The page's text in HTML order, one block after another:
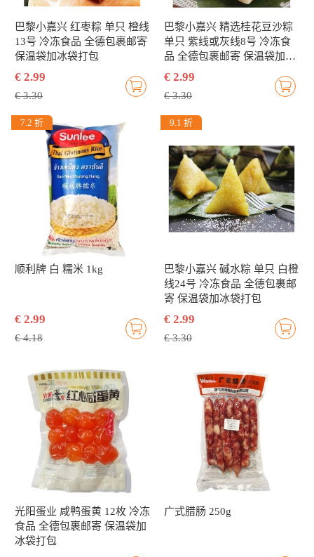
巴黎小嘉兴 红枣粽 单只 橙线
13号 冷冻食品 全德包裹邮寄
保温袋加冰袋打包
€ 2.99
€ 3.30
巴黎小嘉兴 精选桂花豆沙粽
单只 紫线或灰线8号 冷冻食
品 全德包裹邮寄 保温袋加冰
袋打包
€ 2.99
€ 3.30
7.2 折
顺利牌 白 糯米 1kg
€ 2.99
€ 4.18
9.1 折
巴黎小嘉兴 碱水粽 单只 白橙
线24号 冷冻食品 全德包裹邮
寄 保温袋加冰袋打包
€ 2.99
€ 3.30
光阳蛋业 咸鸭蛋黄 12枚 冷冻
食品 全德包裹邮寄 保温袋加
冰袋打包
广式腊肠 250g